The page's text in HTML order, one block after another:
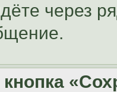
через
кнопка